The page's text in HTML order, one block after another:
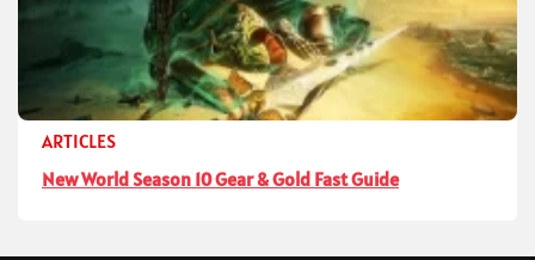
ARTICLES
New World Season 10 Gear & Gold Fast Guide